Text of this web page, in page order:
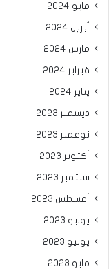
مايو 2024
أبريل 2024
مارس 2024
فبراير 2024
يناير 2024
ديسمبر 2023
نوفمبر 2023
أكتوبر 2023
سبتمبر 2023
أغسطس 2023
يوليو 2023
يونيو 2023
مايو 2023